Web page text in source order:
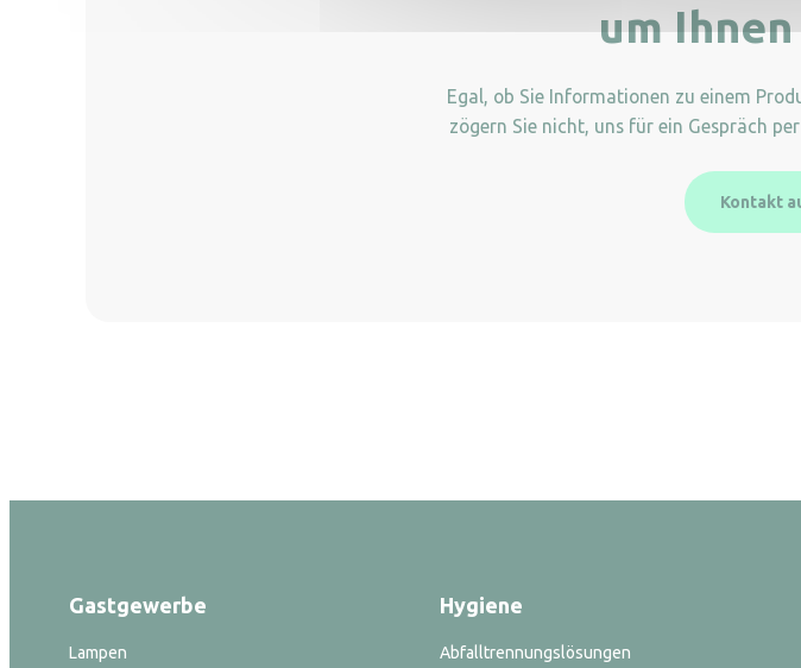
um
Egal, ob Sie Informationen zu einem
zögern Sie nicht, uns für ein Gespräch
Kontakt
Gastgewerbe
Lampen
Hygiene
Abfalltrennungslösungen